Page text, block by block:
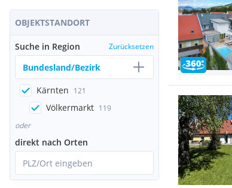
OBJEKTSTANDORT
Suche in Region Zurücksetzen
Bundesland/Bezirk
Kärnten 121
Völkermarkt 119
oder
direkt nach Orten
PLZ/Ort eingeben